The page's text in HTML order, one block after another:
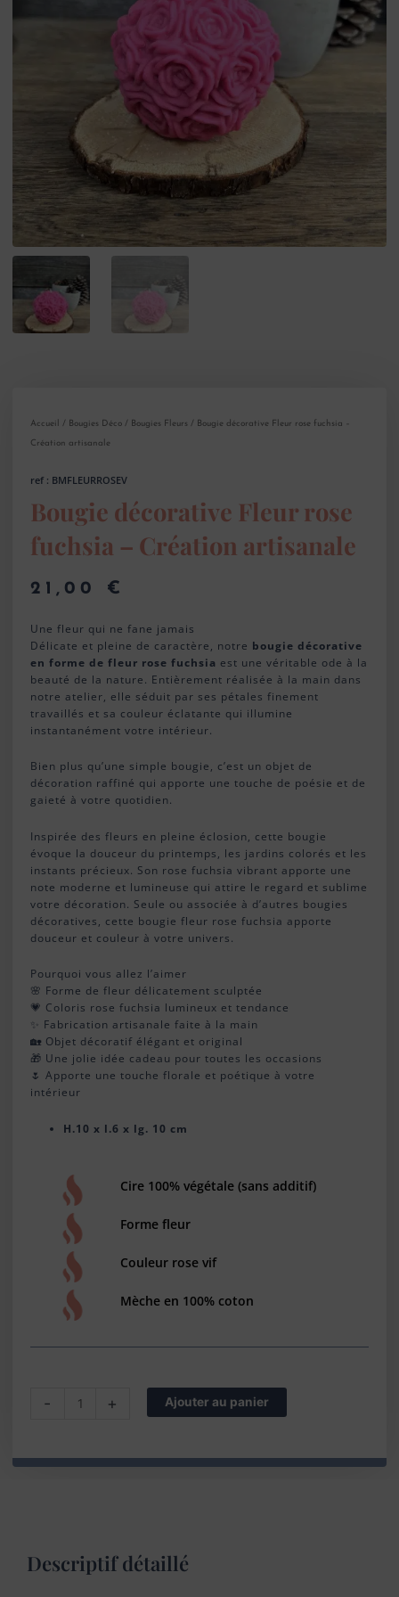
Accueil / Bougies Déco/ Bougies Fleurs / Bougie décorative Fleur rose fuchsia –
Création artisanale
ref : BMFLEURROSEV
Bougie décorative Fleur rose
fuchsia – Création artisanale
21,00 €
Une fleur qui ne fane jamais
Délicate et pleine de caractère, notre bougie décorative
en forme de fleur rose fuchsia est une véritable ode à la
beauté de la nature. Entièrement réalisée à la main dans
notre atelier, elle séduit par ses pétales finement
travaillés et sa couleur éclatante qui illumine
instantanément votre intérieur.
Bien plus qu’une simple bougie, c’est un objet de
décoration raffiné qui apporte une touche de poésie et de
gaieté à votre quotidien.
Inspirée des fleurs en pleine éclosion, cette bougie
évoque la douceur du printemps, les jardins colorés et les
instants précieux. Son rose fuchsia vibrant apporte une
note moderne et lumineuse qui attire le regard et sublime
votre décoration. Seule ou associée à d’autres bougies
décoratives, cette bougie fleur rose fuchsia apporte
douceur et couleur à votre univers.
Pourquoi vous allez l’aimer
🌸 Forme de fleur délicatement sculptée
💗 Coloris rose fuchsia lumineux et tendance
✨ Fabrication artisanale faite à la main
🏡 Objet décoratif élégant et original
🎁 Une jolie idée cadeau pour toutes les occasions
🌷 Apporte une touche florale et poétique à votre
intérieur
H.10 x l.6 x lg. 10 cm
Cire 100% végétale (sans additif)
Forme fleur
Couleur rose vif
Mèche en 100% coton
-
décorative
artisanale
+ Ajouter au panier
Descriptif détaillé